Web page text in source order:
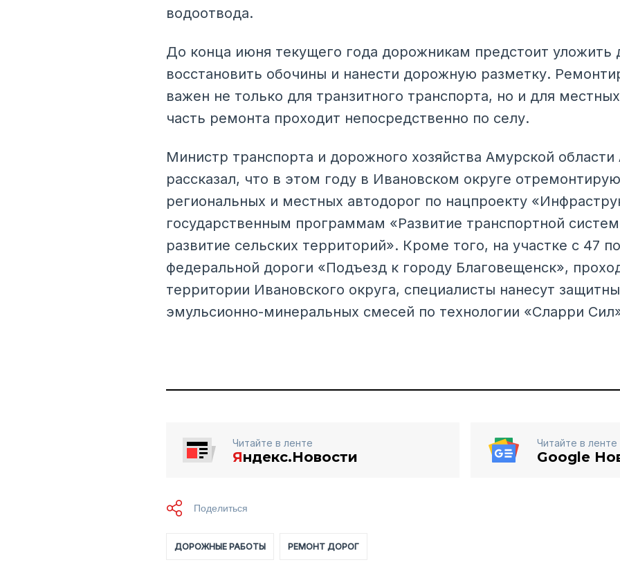
водоотвода.
До конца июня текущего года дорожникам предстоит уложить
восстановить обочины и нанести дорожную разметку.
важен не только для транзитного транспорта, но и для
часть ремонта проходит непосредственно по селу.
Министр транспорта и дорожного хозяйства Амурской
рассказал, что в этом году в Ивановском округе
региональных и местных автодорог по нацпроекту
государственным программам «Развитие транспортной
развитие сельских территорий». Кроме того, на участке с 47
федеральной дороги «Подъезд к городу Благовещенск»,
территории Ивановского округа, специалисты нанесут
эмульсионно-минеральных смесей по технологии «Сларри
Читайте в ленте
Яндекс.Новости
Читайте в ленте
Google
ДОРОЖНЫЕ РАБОТЫ РЕМОНТ ДОРОГ